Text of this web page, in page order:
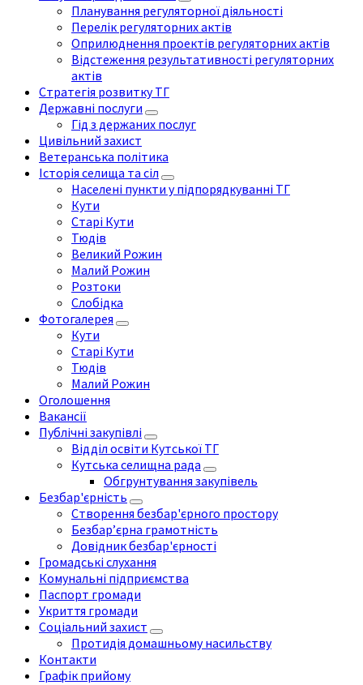
Планування регуляторної діяльності
Перелік регуляторних актів
Оприлюднення проектів регуляторних актів
Відстеження результативності регуляторних
актів
Стратегія розвитку ТГ
Державні послуги
Гід з держаних послуг
Цивільний захист
Ветеранська політика
Історія селища та сіл
Населені пункти у підпорядкуванні ТГ
Кути
Старі Кути
Тюдів
Великий Рожин
Малий Рожин
Розтоки
Слобідка
Фотогалерея
Кути
Старі Кути
Тюдів
Малий Рожин
Оголошення
Вакансії
Публічні закупівлі
Відділ освіти Кутської ТГ
Кутська селищна рада
Обгрунтування закупівель
Безбар'єрність
Створення безбар'єрного простору
Безбар’єрна грамотність
Довідник безбар'єрності
Громадські слухання
Комунальні підприємства
Паспорт громади
Укриття громади
Соціальний захист
Протидія домашньому насильству
Контакти
Графік прийому